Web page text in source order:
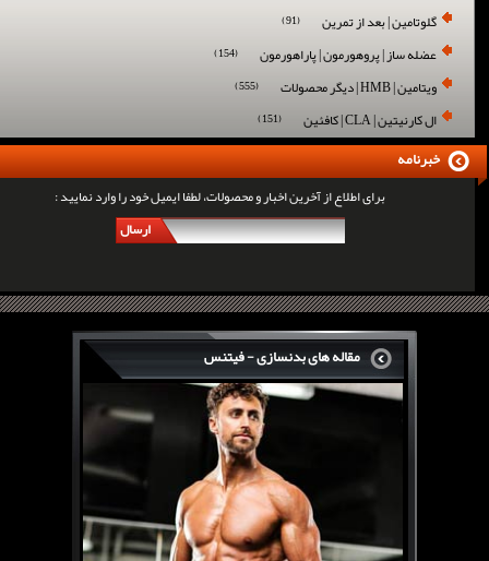
گلوتامین | بعد از تمرین (91)
عضله ساز | پروهورمون | پاراهورمون (154)
ویتامین | HMB | دیگر محصولات (555)
ال کارنیتین | CLA | کافئین (151)
برای اطلاع از آخرین اخبار و محصولات، لطفا ایمیل خود را وارد نمایید :
ارسال
خبرنامه
مقاله های بدنسازی - فیتنس
سرگی کنستانس چگونه بر روی بازو های فوق العاده...
روش های افزایش پیک بازو
فارماتون چیست؟
کلن بوترول Clenbuterol